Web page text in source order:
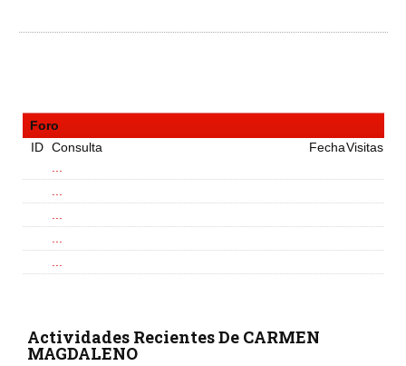
Foro
ID Consulta FechaVisitas
Actividades Recientes De CARMEN
MAGDALENO